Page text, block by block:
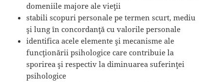
domeniile majore ale vieţii
stabili scopuri personale pe termen scurt, mediu
şi lung în concordanţă cu valorile personale
identifica acele elemente şi mecanisme ale
funcţionării psihologice care contribuie la
sporirea şi respectiv la diminuarea suferinţei
psihologice